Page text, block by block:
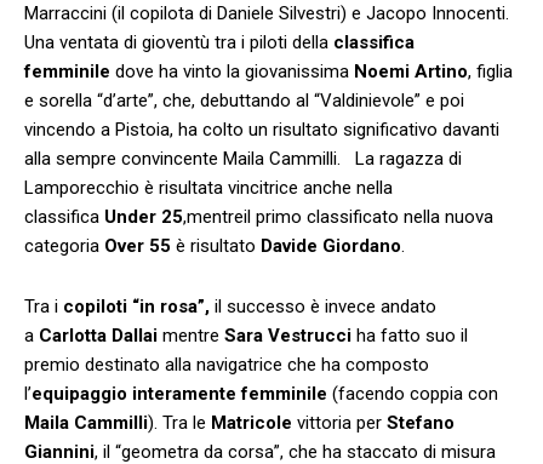
Marraccini (il copilota di Daniele Silvestri) e Jacopo Innocenti.
Una ventata di gioventù tra i piloti della classifica
femminile dove ha vinto la giovanissima Noemi Artino, figlia
e sorella “d’arte”, che, debuttando al “Valdinievole” e poi
vincendo a Pistoia, ha colto un risultato significativo davanti
alla sempre convincente Maila Cammilli. La ragazza di
Lamporecchio è risultata vincitrice anche nella
classifica Under 25,mentreil primo classificato nella nuova
categoria Over 55 è risultato Davide Giordano.
Tra i copiloti “in rosa”, il successo è invece andato
a Carlotta Dallai mentre Sara Vestrucci ha fatto suo il
premio destinato alla navigatrice che ha composto
l’equipaggio interamente femminile (facendo coppia con
Maila Cammilli). Tra le Matricole vittoria per Stefano
Giannini, il “geometra da corsa”, che ha staccato di misura